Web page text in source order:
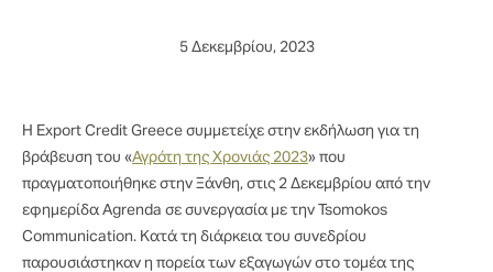
5 Δεκεμβρίου, 2023
Η Export Credit Greece συμμετείχε στην εκδήλωση για τη
βράβευση του «Αγρότη της Χρονιάς 2023» που
πραγματοποιήθηκε στην Ξάνθη, στις 2 Δεκεμβρίου από την
εφημερίδα Agrenda σε συνεργασία με την Tsomokos
Communication. Κατά τη διάρκεια του συνεδρίου
παρουσιάστηκαν η πορεία των εξαγωγών στο τομέα της